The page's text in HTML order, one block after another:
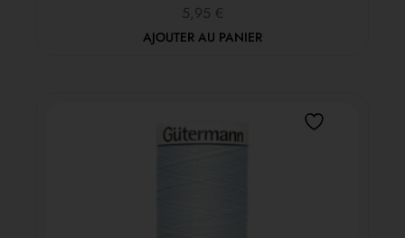
5,95 €
AJOUTER AU PANIER